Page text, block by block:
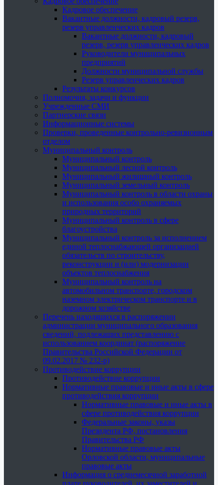
Кадровое обеспечение
Вакантные должности, кадровый резерв,
резерв управленческих кадров
Вакантные должности, кадровый
резерв, резерв управленческих кадров
Руководители муниципальных
предприятий
Должности муниципальной службы
Резерв управленческих кадров
Результаты конкурсов
Полномочия, задачи и функции
Учрежденные СМИ
Партнерские связи
Информационные системы
Проверки, проведенные контрольно-ревизионным
отделом
Муниципальный контроль
Муниципальный контроль
Муниципальный лесной контроль
Муниципальный жилищный контроль
Муниципальный земельный контроль
Муниципальный контроль в области охраны
и использования особо охраняемых
природных территорий
Муниципальный контроль в сфере
благоустройства
Муниципальный контроль за исполнением
единой теплоснабжающей организацией
обязательств по строительству,
реконструкции и (или) модернизации
объектов теплоснабжения
Муниципальный контроль на
автомобильном транспорте, городском
наземном электрическом транспорте и в
дорожном хозяйстве
Перечень находящихся в распоряжении
администрации муниципального образования
сведений, подлежащих представлению с
использованием координат (распоряжение
Правительства Российской Федерации от
09.02.2017 № 232-р)
Противодействие коррупции
Противодействие коррупции
Нормативные правовые и иные акты в сфере
противодействия коррупции
Нормативные правовые и иные акты в
сфере противодействия коррупции
Федеральные законы, указы
Президента РФ, постановления
Правительства РФ
Нормативные правовые акты
Орловской области, муниципальные
правовые акты
Информация о среднемесячной заработной
плате руководителей, их заместителей и